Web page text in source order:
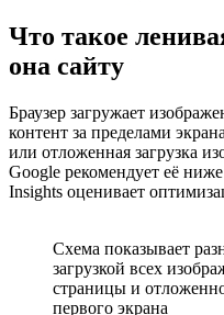
Что такое
она сайту
Браузер загружает
контент за пределами
или отложенная загрузка
Google рекомендует её
Insights оценивает
Схема показывает
загрузкой всех
страницы и
первого экрана